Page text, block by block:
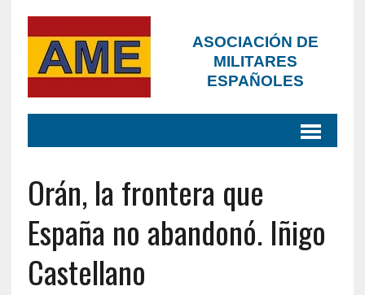
ASOCIACIÓN DE
MILITARES
ESPAÑOLES
Orán, la frontera que
España no abandonó. Iñigo
Castellano